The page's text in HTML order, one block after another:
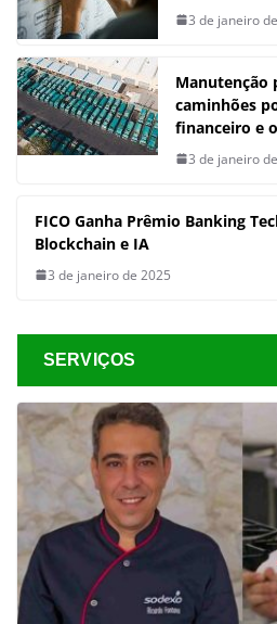
3 de janeiro
Manutenção
caminhões
financeiro e
3 de janeiro
FICO Ganha Prêmio Banking
Blockchain e IA
3 de janeiro de 2025
SERVIÇOS